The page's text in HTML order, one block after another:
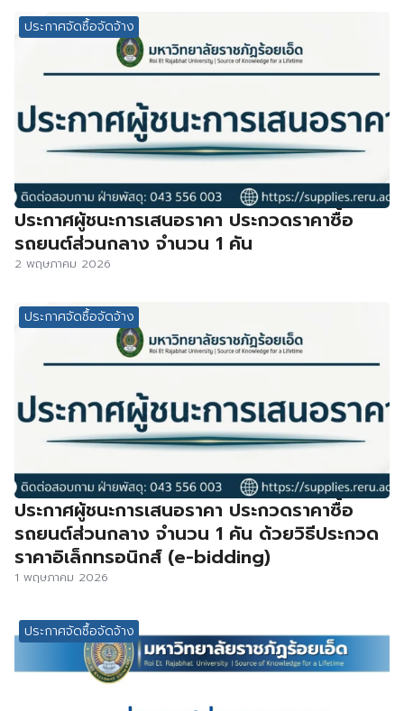
ประกาศจัดซื้อจัดจ้าง
ประกาศผู้ชนะการเสนอราคา ประกวดราคาซื้อ
รถยนต์ส่วนกลาง จำนวน 1 คัน
2 พฤษภาคม 2026
ประกาศจัดซื้อจัดจ้าง
ประกาศผู้ชนะการเสนอราคา ประกวดราคาซื้อ
รถยนต์ส่วนกลาง จำนวน 1 คัน ด้วยวิธีประกวด
ราคาอิเล็กทรอนิกส์ (e-bidding)
1 พฤษภาคม 2026
ประกาศจัดซื้อจัดจ้าง